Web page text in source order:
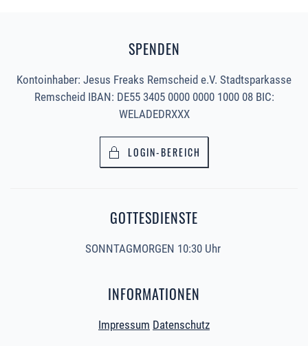
SPENDEN
Kontoinhaber: Jesus Freaks Remscheid e.V. Stadtsparkasse
Remscheid IBAN: DE55 3405 0000 0000 1000 08 BIC:
WELADEDRXXX
LOGIN-BEREICH
GOTTESDIENSTE
SONNTAGMORGEN 10:30 Uhr
INFORMATIONEN
Impressum Datenschutz